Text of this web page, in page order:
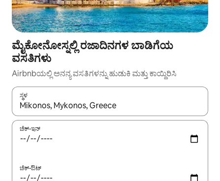
ಮೈಕೋನೋಸ್ನಲ್ಲಿ ರಜಾದಿನಗಳ ಬಾಡಿಗೆಯ
ವಸತಿಗಳು
Airbnbಯಲ್ಲಿ ಅನನ್ಯ ವಸತಿಗಳನ್ನು ಹುಡುಕಿ ಮತ್ತು ಕಾಯ್ದಿರಿಸಿ
ಸ್ಥಳ
ಫಲಿತಾಂಶಗಳು ಲಭ್ಯವಿರುವಾಗ, ಅಪ್ ಮತ್ತು ಡೌನ್ ಬಾಣದ ಕೀಲಿಗಳೊಂದಿಗೆ
ಚೆಕ್-ಇನ್
ಚೆಕ್-ಔಟ್